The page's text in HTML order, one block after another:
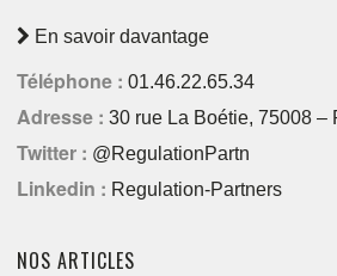
En savoir davantage
Téléphone : 01.46.22.65.34
Adresse : 30 rue La Boétie, 75008 –
Twitter : @RegulationPartn
Linkedin : Regulation-Partners
NOS ARTICLES